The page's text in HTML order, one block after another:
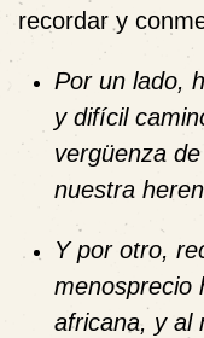
recordar y
Por un lado,
y difícil
vergüenza
nuestra
Y por otro,
menosprecio
africana, y al